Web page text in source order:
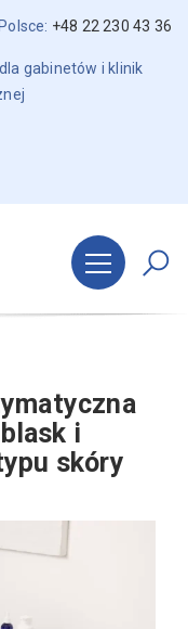
+48 22 230 43 36
gabinetów i klinik
i
skóry